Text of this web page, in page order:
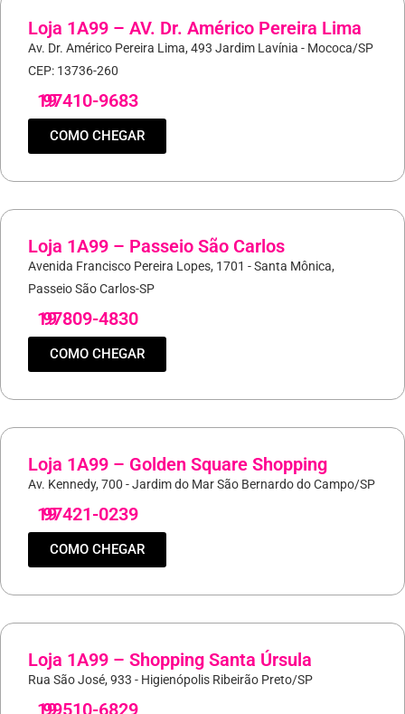
Loja 1A99 – AV. Dr. Américo Pereira Lima
Av. Dr. Américo Pereira Lima, 493 Jardim Lavínia - Mococa/SP
CEP: 13736-260
19
97410-9683
COMO CHEGAR
Loja 1A99 – Passeio São Carlos
Avenida Francisco Pereira Lopes, 1701 - Santa Mônica,
Passeio São Carlos-SP
19
97809-4830
COMO CHEGAR
Loja 1A99 – Golden Square Shopping
Av. Kennedy, 700 - Jardim do Mar São Bernardo do Campo/SP
19
97421-0239
COMO CHEGAR
Loja 1A99 – Shopping Santa Úrsula
Rua São José, 933 - Higienópolis Ribeirão Preto/SP
19
99510-6829